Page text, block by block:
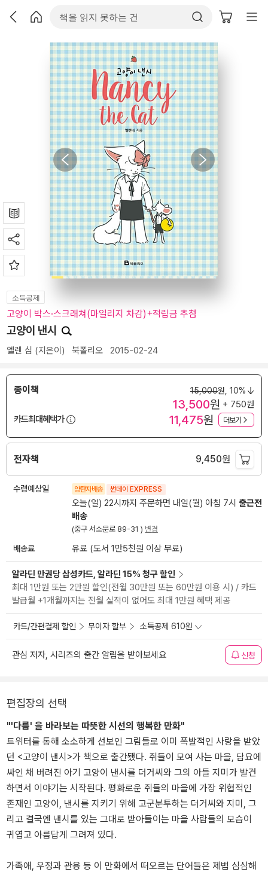
소득공제
고양이 박스·스크래쳐(마일리지 차감)+적립금 추첨
고양이 낸시
엘렌 심 (지은이) 북폴리오 2015-02-24
종이책 15,000원, 10%
13,500원 + 750원
카드최대혜택가
11,475원 더보기
전자책 9,450원
수령예상일 양탄자배송 썬데이 EXPRESS
오늘(일) 22시까지 주문하면 내일(월) 아침 7시 출근전
배송
(중구 서소문로 89-31 ) 변경
배송료 유료 (도서 1만5천원 이상 무료)
알라딘 만권당 삼성카드, 알라딘 15% 청구 할인
최대 1만원 또는 2만원 할인(전월 30만원 또는 60만원 이용 시) / 카드
발급월 +1개월까지는 전월 실적이 없어도 최대 1만원 혜택 제공
카드/간편결제 할인 무이자 할부 소득공제 610원
관심 저자, 시리즈의 출간 알림을 받아보세요 신청
편집장의 선택
"'다름' 을 바라보는 따뜻한 시선의 행복한 만화"
트위터를 통해 소소하게 선보인 그림들로 이미 폭발적인 사랑을 받았
던 <고양이 낸시>가 책으로 출간됐다. 쥐들이 모여 사는 마을, 담요에
싸인 채 버려진 아기 고양이 낸시를 더거씨와 그의 아들 지미가 발견
하면서 이야기는 시작된다. 평화로운 쥐들의 마을에 가장 위협적인
존재인 고양이, 낸시를 지키기 위해 고군분투하는 더거씨와 지미, 그
리고 결국엔 낸시를 있는 그대로 받아들이는 마을 사람들의 모습이
귀엽고 아름답게 그려져 있다.
가족애, 우정과 관용 등 이 만화에서 떠오르는 단어들은 제법 심심해